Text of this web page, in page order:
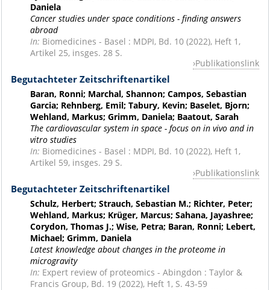
Daniela
Cancer studies under space conditions - finding answers
abroad
In: Biomedicines - Basel : MDPI, Bd. 10 (2022), Heft 1,
Artikel 25, insges. 28 S.
Publikationslink
Begutachteter Zeitschriftenartikel
Baran, Ronni; Marchal, Shannon; Campos, Sebastian
Garcia; Rehnberg, Emil; Tabury, Kevin; Baselet, Bjorn;
Wehland, Markus; Grimm, Daniela; Baatout, Sarah
The cardiovascular system in space - focus on in vivo and in
vitro studies
In: Biomedicines - Basel : MDPI, Bd. 10 (2022), Heft 1,
Artikel 59, insges. 29 S.
Publikationslink
Begutachteter Zeitschriftenartikel
Schulz, Herbert; Strauch, Sebastian M.; Richter, Peter;
Wehland, Markus; Krüger, Marcus; Sahana, Jayashree;
Corydon, Thomas J.; Wise, Petra; Baran, Ronni; Lebert,
Michael; Grimm, Daniela
Latest knowledge about changes in the proteome in
microgravity
In: Expert review of proteomics - Abingdon : Taylor &
Francis Group, Bd. 19 (2022), Heft 1, S. 43-59